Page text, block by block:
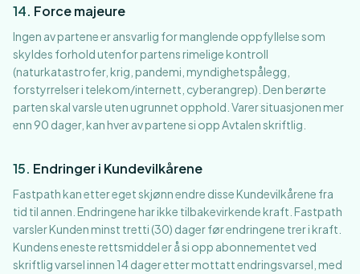
14. Force majeure
Ingen av partene er ansvarlig for manglende oppfyllelse som
skyldes forhold utenfor partens rimelige kontroll
(naturkatastrofer, krig, pandemi, myndighetspålegg,
forstyrrelser i telekom/internett, cyberangrep). Den berørte
parten skal varsle uten ugrunnet opphold. Varer situasjonen mer
enn 90 dager, kan hver av partene si opp Avtalen skriftlig.
15. Endringer i Kundevilkårene
Fastpath kan etter eget skjønn endre disse Kundevilkårene fra
tid til annen. Endringene har ikke tilbakevirkende kraft. Fastpath
varsler Kunden minst tretti (30) dager før endringene trer i kraft.
Kundens eneste rettsmiddel er å si opp abonnementet ved
skriftlig varsel innen 14 dager etter mottatt endringsvarsel, med